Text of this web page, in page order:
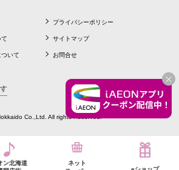
いて
プライバシーポリシー
サイトマップ
お問合せ
Co.,Ltd. All rights Reserved.
ン北海道
ネット